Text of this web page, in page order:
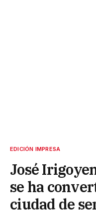
EDICIÓN IMPRESA
José
se ha
ciudad de